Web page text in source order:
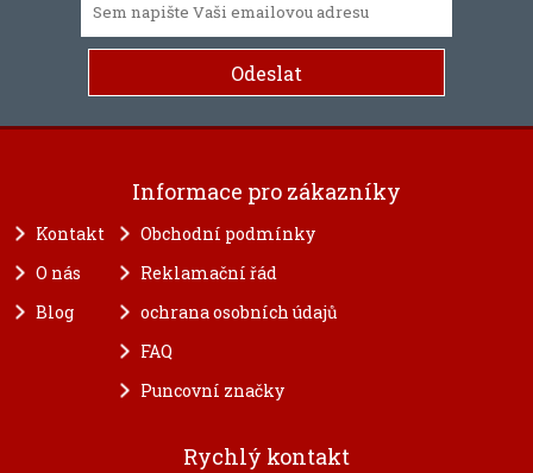
Informace pro zákazníky
Kontakt
O nás
Blog
Obchodní podmínky
Reklamační řád
ochrana osobních údajů
FAQ
Puncovní značky
Rychlý kontakt